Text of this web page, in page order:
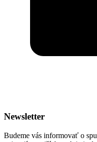
Newsletter
Budeme vás informovať o